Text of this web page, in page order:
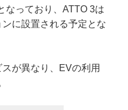
なっており、ATTO 3は
に設置される予定とな
が異なり、EVの利用